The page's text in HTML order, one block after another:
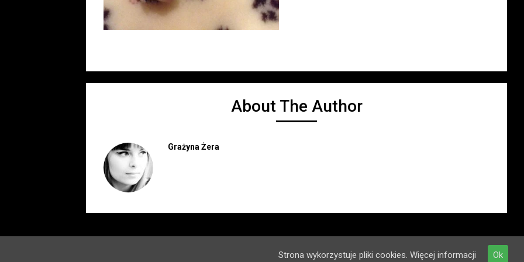
About The Author
Grażyna Żera
Strona wykorzystuje pliki cookies. Więcej informacji Ok